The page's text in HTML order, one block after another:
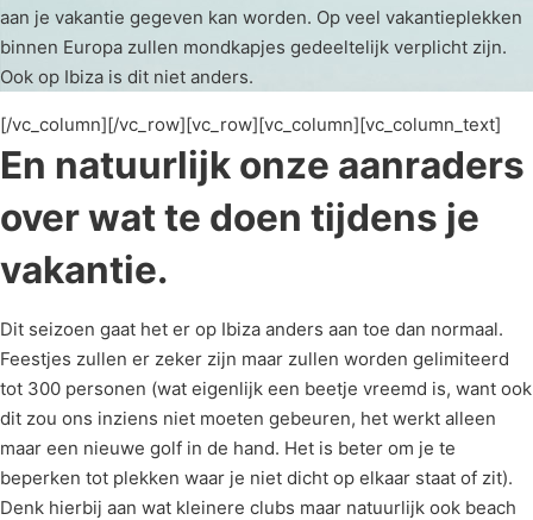
aan je vakantie gegeven kan worden. Op veel vakantieplekken
binnen Europa zullen mondkapjes gedeeltelijk verplicht zijn.
Ook op Ibiza is dit niet anders.
[/vc_column][/vc_row][vc_row][vc_column][vc_column_text]
En natuurlijk onze aanraders
over wat te doen tijdens je
vakantie.
Dit seizoen gaat het er op Ibiza anders aan toe dan normaal.
Feestjes zullen er zeker zijn maar zullen worden gelimiteerd
tot 300 personen (wat eigenlijk een beetje vreemd is, want ook
dit zou ons inziens niet moeten gebeuren, het werkt alleen
maar een nieuwe golf in de hand. Het is beter om je te
beperken tot plekken waar je niet dicht op elkaar staat of zit).
Denk hierbij aan wat kleinere clubs maar natuurlijk ook beach